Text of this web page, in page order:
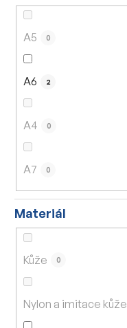
A5 0
A6 2
A4 0
A7 0
Materiál
Kůže 0
Nylon a imitace kůže